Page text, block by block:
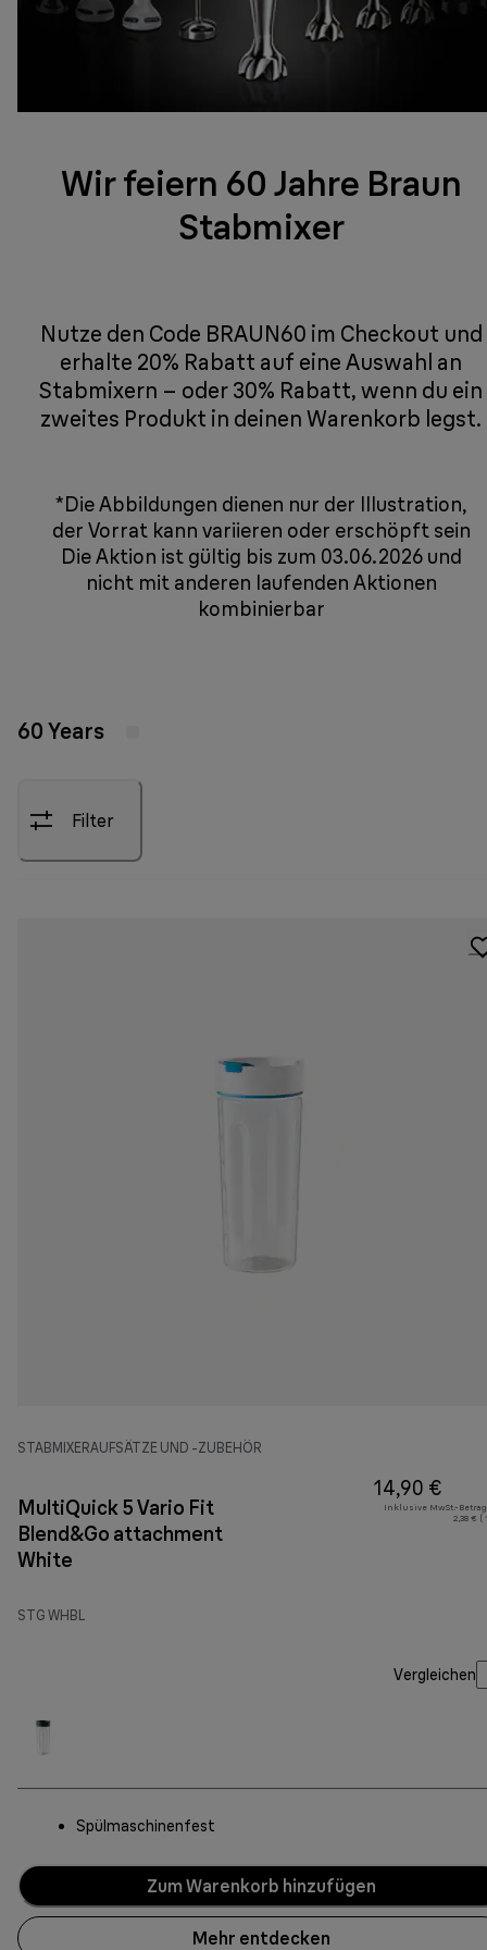
Wir feiern 60 Jahre Braun
Stabmixer
Nutze den Code BRAUN60 im Checkout und
erhalte 20% Rabatt auf eine Auswahl an
Stabmixern – oder 30% Rabatt, wenn du ein
zweites Produkt in deinen Warenkorb legst.
*Die Abbildungen dienen nur der Illustration,
der Vorrat kann variieren oder erschöpft sein
Die Aktion ist gültig bis zum 03.06.2026 und
nicht mit anderen laufenden Aktionen
kombinierbar
60 Years
Filter
STABMIXERAUFSÄTZE UND -ZUBEHÖR
MultiQuick 5 Vario Fit
Blend&Go attachment
White
STG WHBL
14,90 €
Inklusive MwSt.-
2,38 € (
Vergleichen
Spülmaschinenfest
Zum Warenkorb hinzufügen
Mehr entdecken